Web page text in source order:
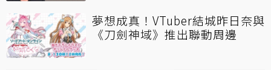
夢想成真！VTuber結城昨日奈與
《刀劍神域》推出聯動周邊